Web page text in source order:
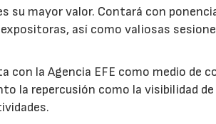
su mayor valor. Contará con
así como valiosas
la Agencia EFE como medio de
la repercusión como la visibilidad